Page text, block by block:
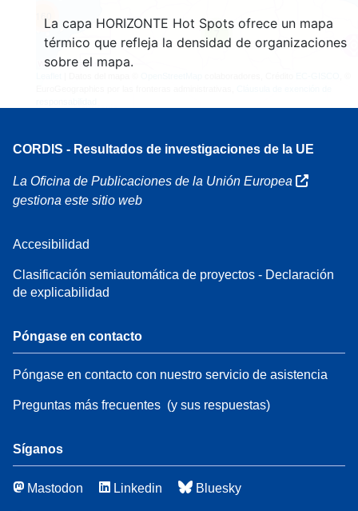
La capa HORIZONTE Hot Spots ofrece un mapa
térmico que refleja la densidad de organizaciones
sobre el mapa.
7
160
CORDIS - Resultados de investigaciones de la UE
La Oficina de Publicaciones de la Unión Europea
gestiona este sitio web
Accesibilidad
Clasificación semiautomática de proyectos - Declaración
de explicabilidad
Póngase en contacto
Póngase en contacto con nuestro servicio de asistencia
Preguntas más frecuentes (y sus respuestas)
Síganos
Mastodon Linkedin Bluesky